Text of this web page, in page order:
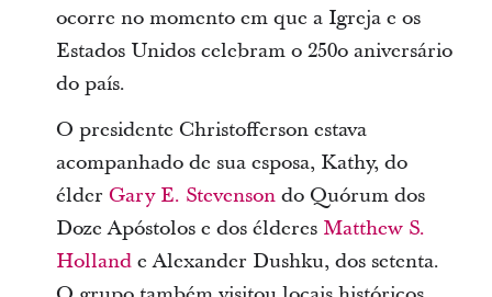
ocorre no momento em que a Igreja e os
Estados Unidos celebram o 250o aniversário
do país.
O presidente Christofferson estava
acompanhado de sua esposa, Kathy, do
élder Gary E. Stevensondo Quórum dos
Doze Apóstolos e dos élderes Matthew S.
Hollande Alexander Dushku, dos setenta.